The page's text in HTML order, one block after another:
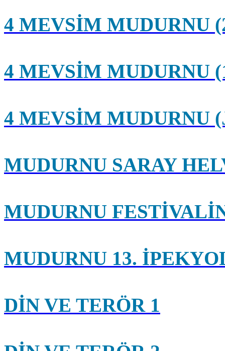
4 MEVSİM MUDURNU
4 MEVSİM MUDURNU
4 MEVSİM MUDURNU
MUDURNU SARAY
MUDURNU
MUDURNU 13.
DİN VE TERÖR 1